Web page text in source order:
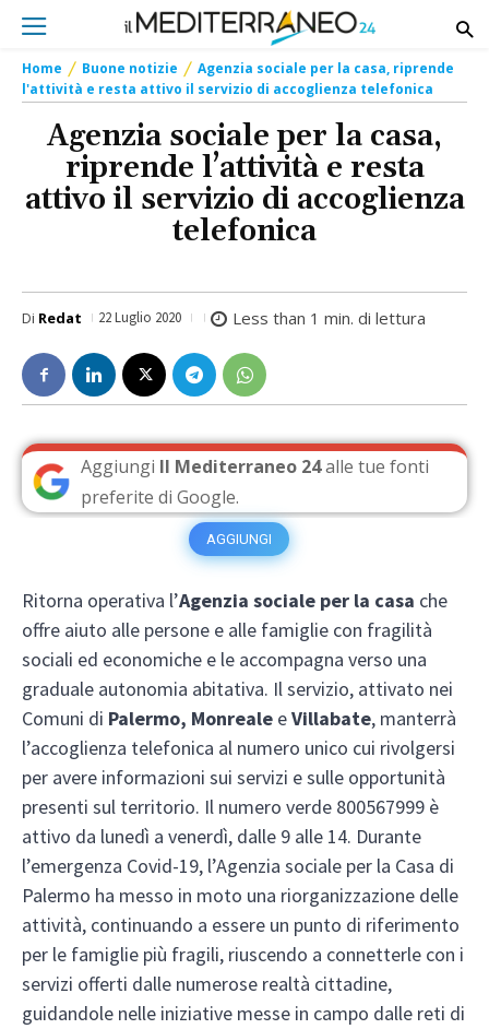
Home Buone notizie
Agenzia sociale per la casa, riprende
l'attività e resta attivo il servizio di accoglienza telefonica
Agenzia sociale per la casa,
riprende l’attività e resta
attivo il servizio di accoglienza
telefonica
Di Redat 22 Luglio 2020 Less than 1 min. di lettura
Aggiungi Il Mediterraneo 24alle tue fonti
preferite di Google.
AGGIUNGI
Ritorna operativa l’Agenzia sociale per la casa che
offre aiuto alle persone e alle famiglie con fragilità
sociali ed economiche e le accompagna verso una
graduale autonomia abitativa. Il servizio, attivato nei
Comuni di Palermo, Monreale eVillabate, manterrà
l’accoglienza telefonica al numero unico cui rivolgersi
per avere informazioni sui servizi e sulle opportunità
presenti sul territorio. Il numero verde 800567999 è
attivo da lunedì a venerdì, dalle 9 alle 14. Durante
l’emergenza Covid-19, l’Agenzia sociale per la Casa di
Palermo ha messo in moto una riorganizzazione delle
attività, continuando a essere un punto di riferimento
per le famiglie più fragili, riuscendo a connetterle con i
servizi offerti dalle numerose realtà cittadine,
guidandole nelle iniziative messe in campo dalle reti di